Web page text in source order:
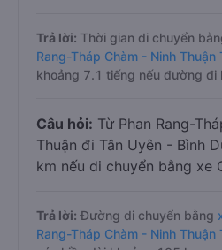
Trả lời: Thời gian di chuyển
Rang-Tháp Chàm - Ninh
khoảng 7.1 tiếng nếu đường đi
Câu hỏi: Từ Phan Rang-
Thuận đi Tân Uyên - Bình
km nếu di chuyển bằng xe
Trả lời: Đường di chuyển bằng
Rang-Tháp Chàm - Ninh